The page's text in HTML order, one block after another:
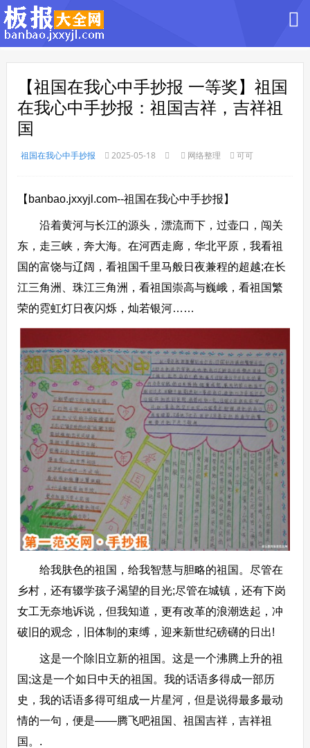
【祖国在我心中手抄报 一等奖】祖国
在我心中手抄报：祖国吉祥，吉祥祖
国
祖国在我心中手抄报 2025-05-18 网络整理 可可
【banbao.jxxyjl.com--祖国在我心中手抄报】
沿着黄河与长江的源头，漂流而下，过壶口，闯关
东，走三峡，奔大海。在河西走廊，华北平原，我看祖
国的富饶与辽阔，看祖国千里马般日夜兼程的超越;在长
江三角洲、珠江三角洲，看祖国崇高与巍峨，看祖国繁
荣的霓虹灯日夜闪烁，灿若银河……
给我肤色的祖国，给我智慧与胆略的祖国。尽管在
乡村，还有辍学孩子渴望的目光;尽管在城镇，还有下岗
女工无奈地诉说，但我知道，更有改革的浪潮迭起，冲
破旧的观念，旧体制的束缚，迎来新世纪磅礴的日出!
这是一个除旧立新的祖国。这是一个沸腾上升的祖
国;这是一个如日中天的祖国。我的话语多得成一部历
史，我的话语多得可组成一片星河，但是说得最多最动
情的一句，便是——腾飞吧祖国、祖国吉祥，吉祥祖
国。.